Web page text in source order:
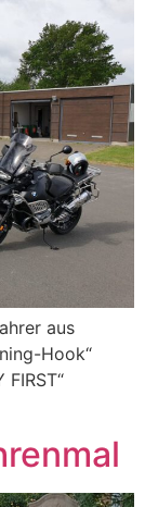
aus
Hook“